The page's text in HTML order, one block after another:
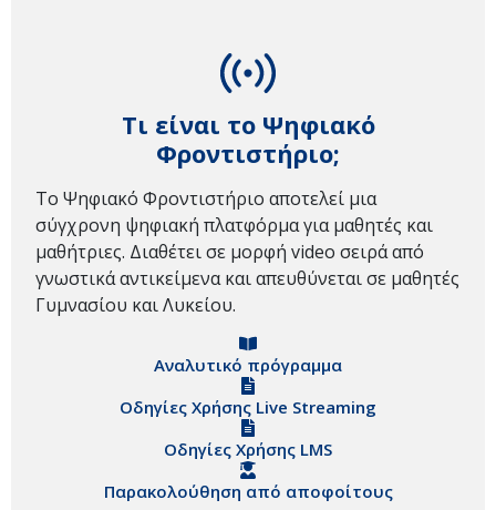
Τι είναι το Ψηφιακό
Φροντιστήριο;
Το Ψηφιακό Φροντιστήριο αποτελεί μια
σύγχρονη ψηφιακή πλατφόρμα για μαθητές και
μαθήτριες. Διαθέτει σε μορφή video σειρά από
γνωστικά αντικείμενα και απευθύνεται σε μαθητές
Γυμνασίου και Λυκείου.
Αναλυτικό πρόγραμμα
Οδηγίες Χρήσης Live Streaming
Οδηγίες Χρήσης LMS
Παρακολούθηση από αποφοίτους